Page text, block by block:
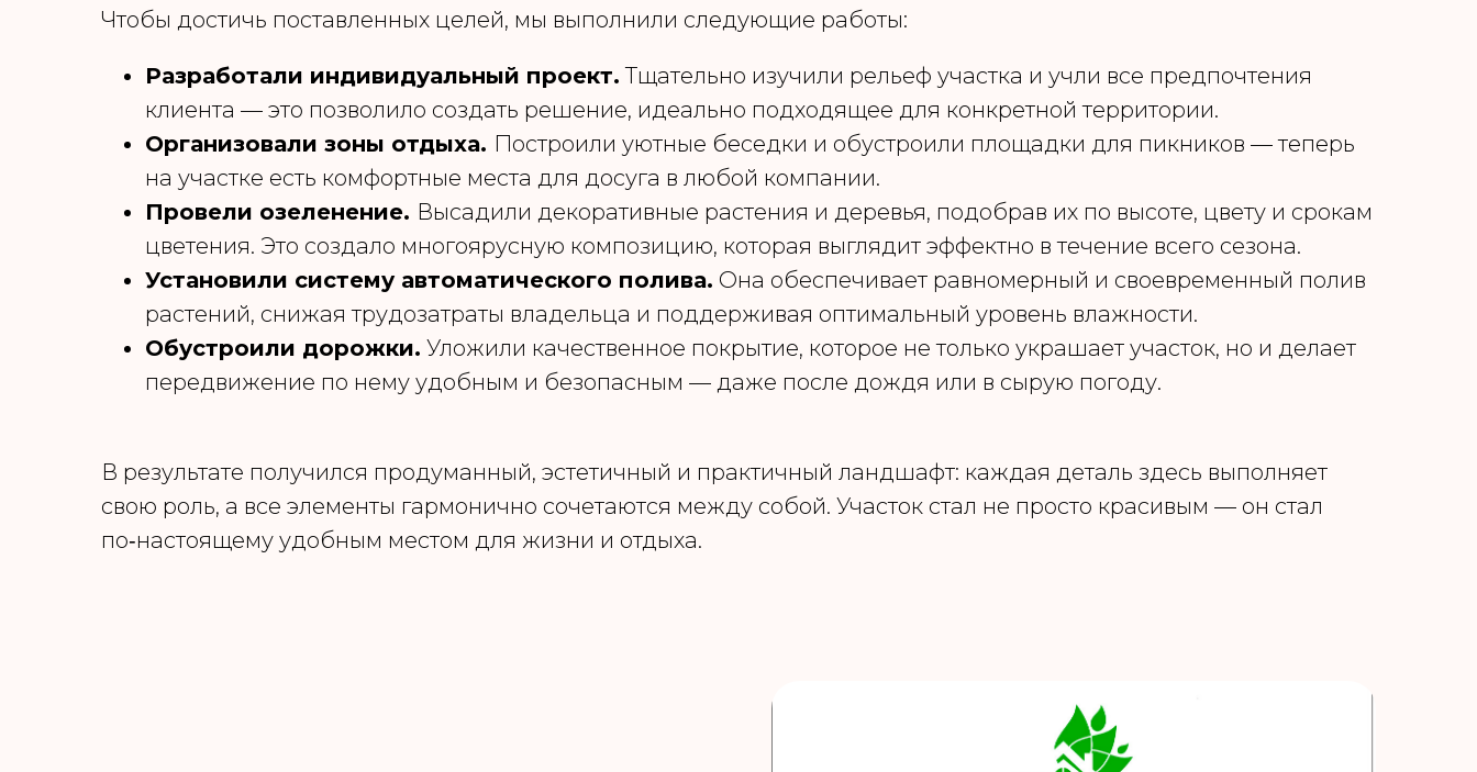
Чтобы достичь поставленных целей, мы выполнили следующие работы:
Разработали индивидуальный проект. Тщательно изучили рельеф участка и учли все предпочтения
клиента — это позволило создать решение, идеально подходящее для конкретной территории.
Организовали зоны отдыха. Построили уютные беседки и обустроили площадки для пикников — теперь
на участке есть комфортные места для досуга в любой компании.
Провели озеленение. Высадили декоративные растения и деревья, подобрав их по высоте, цвету и срокам
цветения. Это создало многоярусную композицию, которая выглядит эффектно в течение всего сезона.
Установили систему автоматического полива. Она обеспечивает равномерный и своевременный полив
растений, снижая трудозатраты владельца и поддерживая оптимальный уровень влажности.
Обустроили дорожки. Уложили качественное покрытие, которое не только украшает участок, но и делает
передвижение по нему удобным и безопасным — даже после дождя или в сырую погоду.
В результате получился продуманный, эстетичный и практичный ландшафт: каждая деталь здесь выполняет
свою роль, а все элементы гармонично сочетаются между собой. Участок стал не просто красивым — он стал
по‑настоящему удобным местом для жизни и отдыха.